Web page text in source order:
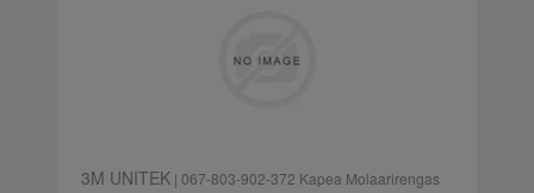
3M UNITEK| 067-803-902-372 Kapea Molaarirengas